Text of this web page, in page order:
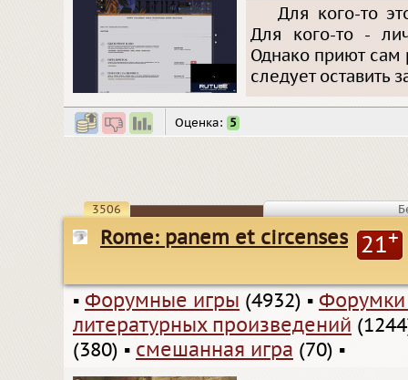
Для кого-то
Для кого-то -
Однако приют сам
следует оставить
Оценка: 5
3506
Rome: panem et circenses 21+
▪ Форумные игры (4932) ▪
литературных произведений
(380) ▪ смешанная игра (70) ▪